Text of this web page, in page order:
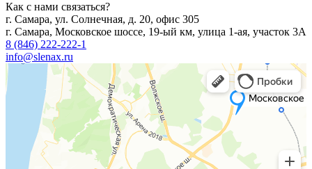
Как с нами связаться?
г. Самара, ул. Солнечная, д. 20, офис 305
г. Самара, Московское шоссе, 19-ый км, улица 1-ая, участок 3А
8 (846) 222-222-1
info@slenax.ru